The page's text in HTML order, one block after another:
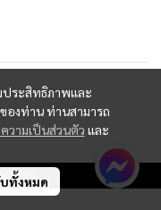
ประสิทธิภาพและ
องท่าน ท่านสามารถ
วามเป็นส่วนตัว และ
ทั้งหมด